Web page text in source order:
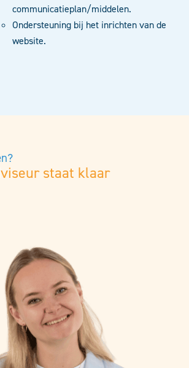
communicatieplan/middelen.
Ondersteuning bij het inrichten van de
website.
staat klaar